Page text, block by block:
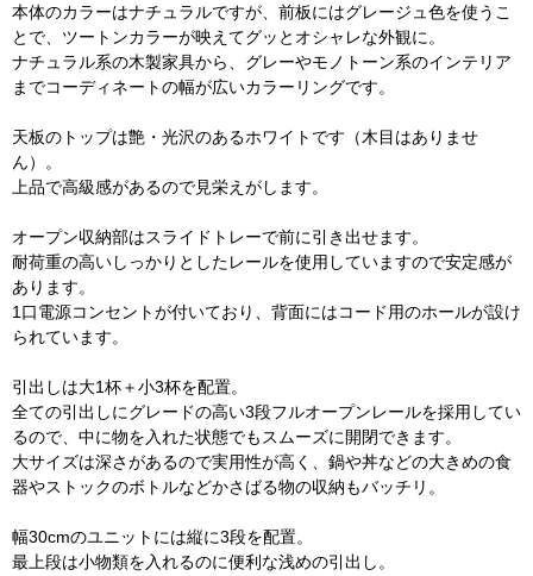
本体のカラーはナチュラルですが、前板にはグレージュ色を使うこ
とで、ツートンカラーが映えてグッとオシャレな外観に。
ナチュラル系の木製家具から、グレーやモノトーン系のインテリア
までコーディネートの幅が広いカラーリングです。
天板のトップは艶・光沢のあるホワイトです（木目はありませ
ん）。
上品で高級感があるので見栄えがします。
オープン収納部はスライドトレーで前に引き出せます。
耐荷重の高いしっかりとしたレールを使用していますので安定感が
あります。
1口電源コンセントが付いており、背面にはコード用のホールが設け
られています。
引出しは大1杯＋小3杯を配置。
全ての引出しにグレードの高い3段フルオープンレールを採用してい
るので、中に物を入れた状態でもスムーズに開閉できます。
大サイズは深さがあるので実用性が高く、鍋や丼などの大きめの食
器やストックのボトルなどかさばる物の収納もバッチリ。
幅30cmのユニットには縦に3段を配置。
最上段は小物類を入れるのに便利な浅めの引出し。